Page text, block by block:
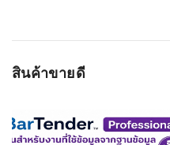
หน้ากว้างในการอ่าน:
โค้ด:
WRITE A REVIEW
สินค้าขายดี